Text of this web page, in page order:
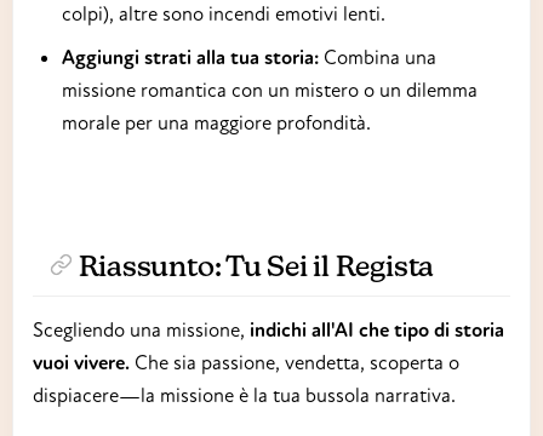
colpi), altre sono incendi emotivi lenti.
Aggiungi strati alla tua storia:Combina una
missione romantica con un mistero o un dilemma
morale per una maggiore profondità.
Riassunto: Tu Sei il Regista
Scegliendo una missione, indichi all'AI che tipo di storia
vuoi vivere. Che sia passione, vendetta, scoperta o
dispiacere—la missione è la tua bussola narrativa.